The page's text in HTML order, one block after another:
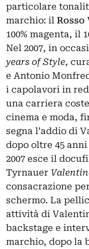
particolare
marchio: il Rosso
100% magenta, il
Nel 2007, in
years of Style,
e Antonio
i capolavori in
una carriera
cinema e moda,
segna l’addio di
dopo oltre 45
2007 esce il
Tyrnauer
consacrazione
schermo. La
attività di
backstage e
marchio, dopo la